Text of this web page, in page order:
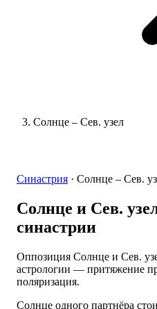
Солнце – Сев. узел
Синастрия · Солнце – Сев.
Солнце и Сев.
синастрии
Оппозиция Солнце и Сев.
астрологии — притяжение
поляризация.
Солнце одного партнёра